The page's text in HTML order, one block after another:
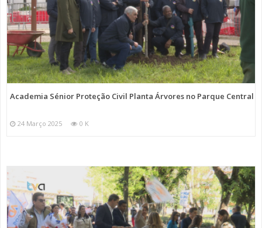
Academia Sénior Proteção Civil Planta Árvores no Parque Central
24 Março 2025 0 K